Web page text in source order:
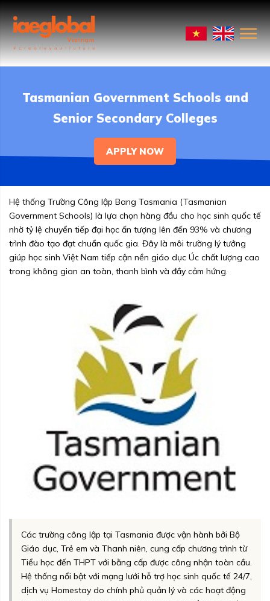
Tasmanian Government Schools and
Senior Secondary Colleges
APPLY NOW
Hệ thống Trường Công lập Bang Tasmania (Tasmanian
Government Schools) là lựa chọn hàng đầu cho học sinh quốc tế
nhờ tỷ lệ chuyển tiếp đại học ấn tượng lên đến 93% và chương
trình đào tạo đạt chuẩn quốc gia. Đây là môi trường lý tưởng
giúp học sinh Việt Nam tiếp cận nền giáo dục Úc chất lượng cao
trong không gian an toàn, thanh bình và đầy cảm hứng.
Các trường công lập tại Tasmania được vận hành bởi Bộ
Giáo dục, Trẻ em và Thanh niên, cung cấp chương trình từ
Tiểu học đến THPT với bằng cấp được công nhận toàn cầu.
Hệ thống nổi bật với mạng lưới hỗ trợ học sinh quốc tế 24/7,
dịch vụ Homestay do chính phủ quản lý và các hoạt động